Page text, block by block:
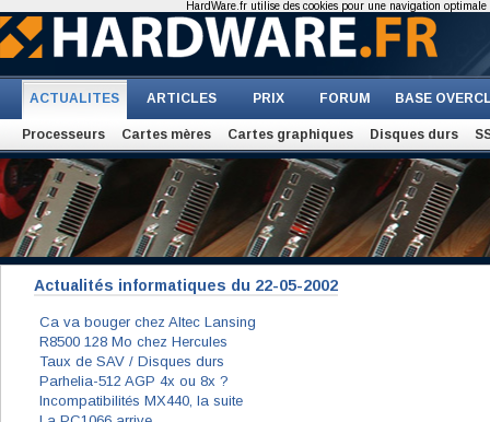
ACTUALITES ARTICLES PRIX FORUM BASE
Processeurs Cartes mères Cartes graphiques Disques durs
Actualités informatiques du 22-05-2002
Ca va bouger chez Altec Lansing
R8500 128 Mo chez Hercules
Taux de SAV / Disques durs
Parhelia-512 AGP 4x ou 8x ?
Incompatibilités MX440, la suite
HardWare.fr utilise des cookies pour une navigation